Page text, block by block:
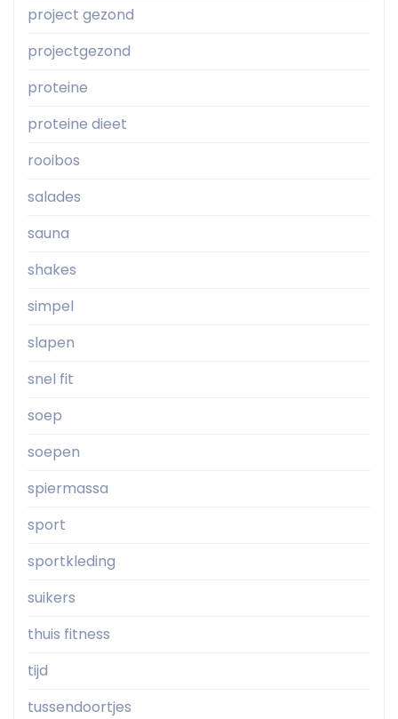
project gezond
projectgezond
proteine
proteine dieet
rooibos
salades
sauna
shakes
simpel
slapen
snel fit
soep
soepen
spiermassa
sport
sportkleding
suikers
thuis fitness
tijd
tussendoortjes